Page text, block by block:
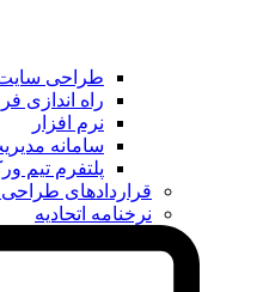
طراحی
راه اندازی
نرم افزار
سامانه
پلتفرم تیم
قراردادهای
نرخنامه اتحادیه